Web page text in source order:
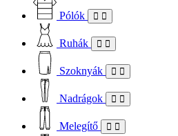
Pólók
Ruhák
Szoknyák
Nadrágok
Melegítő